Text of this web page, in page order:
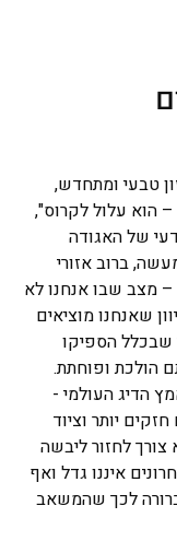
טבעי ומתחדש,
הוא עלול לקרוס",
של האגודה
ברוב אזורי
– מצב שבו אנחנו לא
שאנחנו מוציאים
שבכלל הספיקו
הולכת ופוחתת.
הדיג העולמי -
יותר וציוד
לחזור ליבשה
איננו גדל ואף
לכך שהמשאב